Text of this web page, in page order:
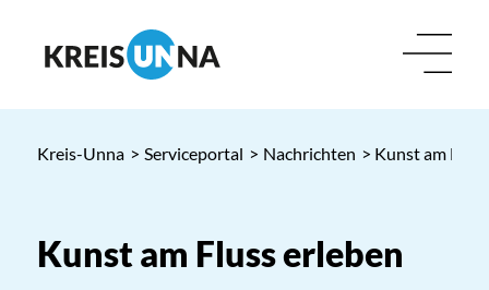
Kreis-Unna > Serviceportal > Nachrichten > Kunst am
Kunst am Fluss erleben